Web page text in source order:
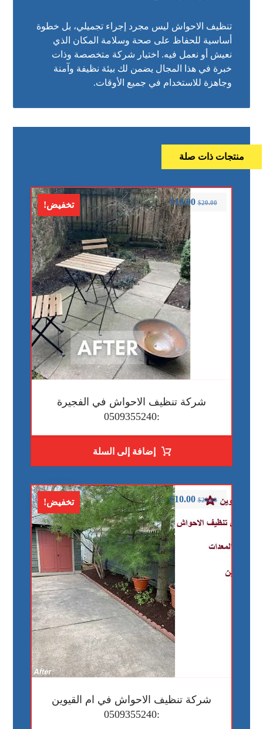
تنظيف الاحواش ليس مجرد إجراء تجميلي، بل خطوة
أساسية للحفاظ على صحة وسلامة المكان الذي
نعيش أو نعمل فيه. اختيار شركة متخصصة وذات
خبرة في هذا المجال يضمن لك بيئة نظيفة وآمنة
وجاهزة للاستخدام في جميع الأوقات.
منتجات ذات صلة
تخفيض!
شركة تنظيف الاحواش في الفجيرة
:0509355240
$20.00
$10.00
إضافة إلى السلة
تخفيض!
شركة تنظيف الاحواش في ام القيوين
:0509355240
$20.00
$10.00